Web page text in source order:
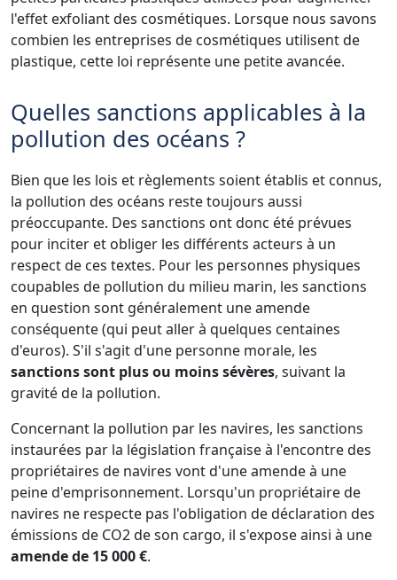
l'effet exfoliant des cosmétiques. Lorsque nous savons
combien les entreprises de cosmétiques utilisent de
plastique, cette loi représente une petite avancée.
Quelles sanctions applicables à la
pollution des océans ?
Bien que les lois et règlements soient établis et connus,
la pollution des océans reste toujours aussi
préoccupante. Des sanctions ont donc été prévues
pour inciter et obliger les différents acteurs à un
respect de ces textes. Pour les personnes physiques
coupables de pollution du milieu marin, les sanctions
en question sont généralement une amende
conséquente (qui peut aller à quelques centaines
d'euros). S'il s'agit d'une personne morale, les
sanctions sont plus ou moins sévères, suivant la
gravité de la pollution.
Concernant la pollution par les navires, les sanctions
instaurées par la législation française à l'encontre des
propriétaires de navires vont d'une amende à une
peine d'emprisonnement. Lorsqu'un propriétaire de
navires ne respecte pas l'obligation de déclaration des
émissions de CO2 de son cargo, il s'expose ainsi à une
amende de 15 000 €.